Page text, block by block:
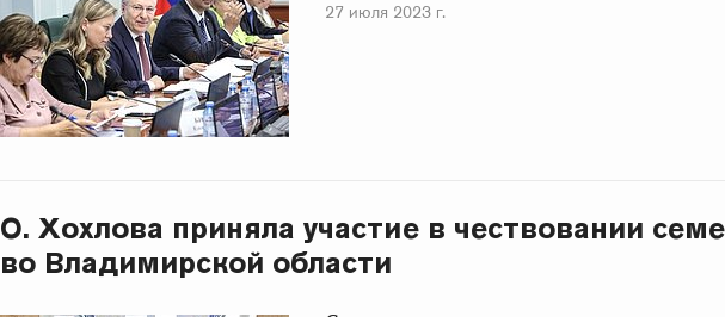
27 июля 2023 г.
О. Хохлова приняла участие в чествовании
во Владимирской области